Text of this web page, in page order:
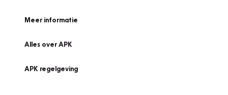
Meer informatie
Alles over APK
APK regelgeving